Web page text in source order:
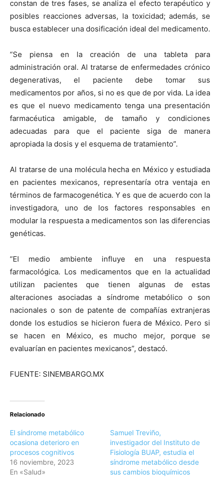
constan de tres fases, se analiza el efecto terapéutico y
posibles reacciones adversas, la toxicidad; además, se
busca establecer una dosificación ideal del medicamento.
“Se piensa en la creación de una tableta para
administración oral. Al tratarse de enfermedades crónico
degenerativas, el paciente debe tomar sus
medicamentos por años, si no es que de por vida. La idea
es que el nuevo medicamento tenga una presentación
farmacéutica amigable, de tamaño y condiciones
adecuadas para que el paciente siga de manera
apropiada la dosis y el esquema de tratamiento”.
Al tratarse de una molécula hecha en México y estudiada
en pacientes mexicanos, representaría otra ventaja en
términos de farmacogenética. Y es que de acuerdo con la
investigadora, uno de los factores responsables en
modular la respuesta a medicamentos son las diferencias
genéticas.
“El medio ambiente influye en una respuesta
farmacológica. Los medicamentos que en la actualidad
utilizan pacientes que tienen algunas de estas
alteraciones asociadas a síndrome metabólico o son
nacionales o son de patente de compañías extranjeras
donde los estudios se hicieron fuera de México. Pero si
se hacen en México, es mucho mejor, porque se
evaluarían en pacientes mexicanos”, destacó.
FUENTE: SINEMBARGO.MX
Relacionado
El síndrome metabólico
ocasiona deterioro en
procesos cognitivos
16 noviembre, 2023
En «Salud»
Samuel Treviño,
investigador del Instituto de
Fisiología BUAP, estudia el
síndrome metabólico desde
sus cambios bioquímicos